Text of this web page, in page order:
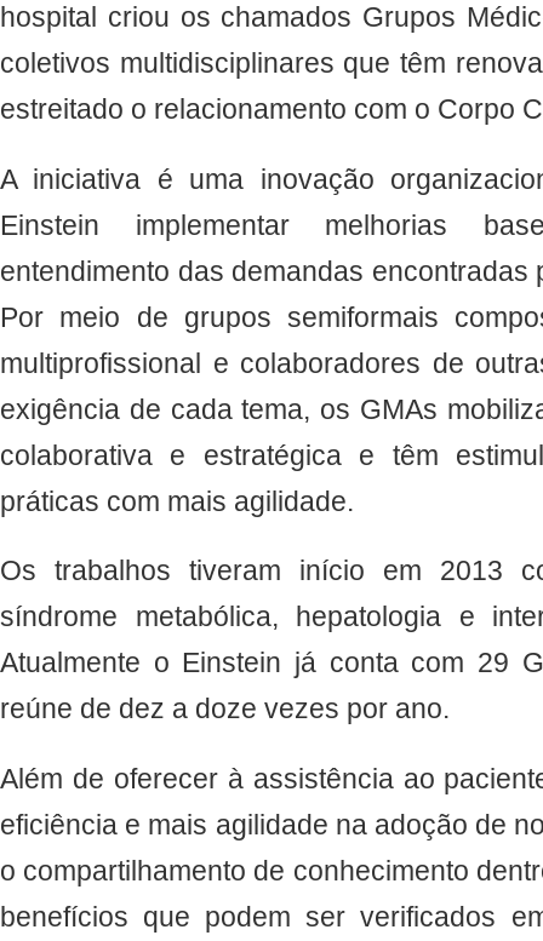
hospital criou os chamados Grupos
coletivos multidisciplinares que têm
estreitado o relacionamento com o Corpo
A iniciativa é uma inovação
Einstein implementar melhorias
entendimento das demandas
Por meio de grupos semiformais
multiprofissional e colaboradores de
exigência de cada tema, os GMAs
colaborativa e estratégica e têm
práticas com mais agilidade.
Os trabalhos tiveram início em 2013
síndrome metabólica, hepatologia e
Atualmente o Einstein já conta com 29
reúne de dez a doze vezes por ano.
Além de oferecer à assistência ao
eficiência e mais agilidade na adoção de
o compartilhamento de conhecimento
benefícios que podem ser verificados